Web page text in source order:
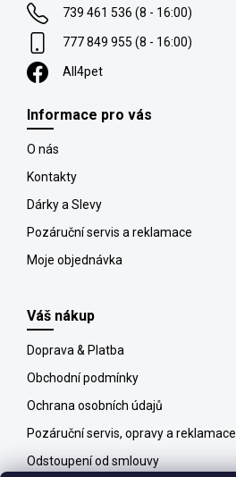
739 461 536 (8 - 16:00)
777 849 955 (8 - 16:00)
All4pet
Informace pro vás
O nás
Kontakty
Dárky a Slevy
Pozáruční servis a reklamace
Moje objednávka
Váš nákup
Doprava & Platba
Obchodní podmínky
Ochrana osobních údajů
Pozáruční servis, opravy a reklamace
Odstoupení od smlouvy